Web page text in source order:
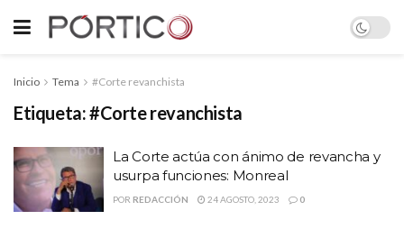
Inicio Tema #Corte revanchista
Etiqueta:#Corte revanchista
La Corte actúa con ánimo de revancha y
usurpa funciones: Monreal
POR REDACCIÓN 24 AGOSTO, 2023 0